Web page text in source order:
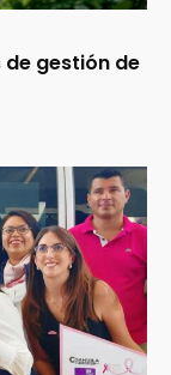
de gestión de